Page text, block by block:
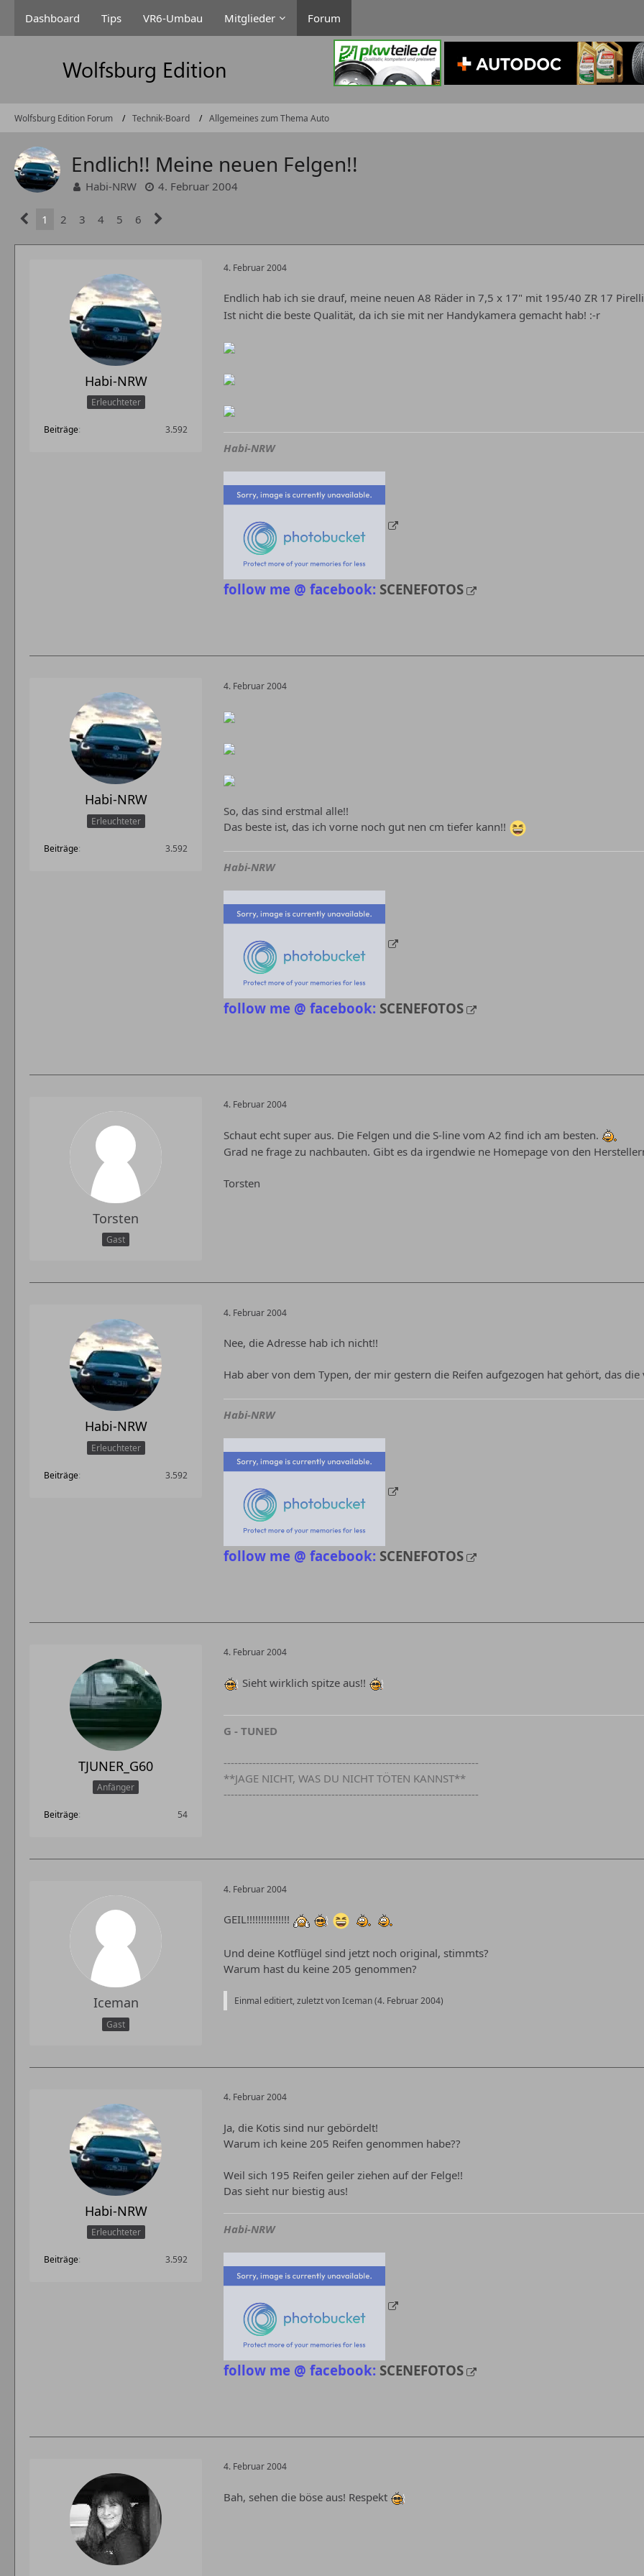
Dashboard Tips VR6-Umbau Mitglieder Forum
Wolfsburg Edition Forum Technik-Board Allgemeines zum Thema Auto
Endlich!! Meine neuen Felgen!!
Habi-NRW 4. Februar 2004
1 2 3 4 5 6
Habi-NRW
Erleuchteter
Beiträge 3.592
4. Februar 2004
Endlich hab ich sie drauf, meine neuen A8 Räder in 7,5 x 17" mit 195/40 ZR 17
Ist nicht die beste Qualität, da ich sie mit ner Handykamera gemacht hab! :-r
Habi-NRW
follow me @ facebook: SCENEFOTOS
Habi-NRW
Erleuchteter
Beiträge 3.592
4. Februar 2004
So, das sind erstmal alle!!
Das beste ist, das ich vorne noch gut nen cm tiefer kann!!
Habi-NRW
follow me @ facebook: SCENEFOTOS
Torsten
Gast
4. Februar 2004
Schaut echt super aus. Die Felgen und die S-line vom A2 find ich am besten.
Grad ne frage zu nachbauten. Gibt es da irgendwie ne Homepage von den
Torsten
Habi-NRW
Erleuchteter
Beiträge 3.592
4. Februar 2004
Nee, die Adresse hab ich nicht!!
Hab aber von dem Typen, der mir gestern die Reifen aufgezogen hat gehört, das
Habi-NRW
follow me @ facebook: SCENEFOTOS
TJUNER_G60
Anfänger
Beiträge 54
4. Februar 2004
Sieht wirklich spitze aus!!
G - TUNED
-----------------------------------------------------------------------
**JAGE NICHT, WAS DU NICHT TÖTEN KANNST**
-----------------------------------------------------------------------
Iceman
Gast
4. Februar 2004
GEIL!!!!!!!!!!!!!!!
Und deine Kotflügel sind jetzt noch original, stimmts?
Warum hast du keine 205 genommen?
Einmal editiert, zuletzt von Iceman (4. Februar 2004)
Habi-NRW
Erleuchteter
Beiträge 3.592
4. Februar 2004
Ja, die Kotis sind nur gebördelt!
Warum ich keine 205 Reifen genommen habe??
Weil sich 195 Reifen geiler ziehen auf der Felge!!
Das sieht nur biestig aus!
Habi-NRW
follow me @ facebook: SCENEFOTOS
4. Februar 2004
Bah, sehen die böse aus! Respekt